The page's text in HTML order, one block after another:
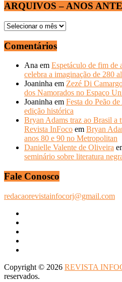
ARQUIVOS – ANOS
ARQUIVOS
ANOS
ANTERIORES
Comentários
Ana em Espetáculo de fim de
celebra a imaginação de 280
Joaninha em Zezé Di
dos Namorados no Espaço
Joaninha em Festa do Peão
edição histórica
Bryan Adams traz ao Brasil a
Revista InFoco em Bryan
anos 80 e 90 no Metropolitan
Danielle Valente de Oliveira
seminário sobre literatura
Fale Conosco
redacaorevistainfocorj@gmail.com
Copyright © 2026 REVISTA
reservados.